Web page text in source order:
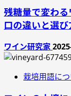
残糖量で変わる
口の違いと選び
ワイン研究家
栽培用語に